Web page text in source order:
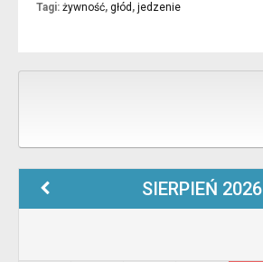
Tagi: żywność, głód , jedzenie
SIERPIEŃ 2026